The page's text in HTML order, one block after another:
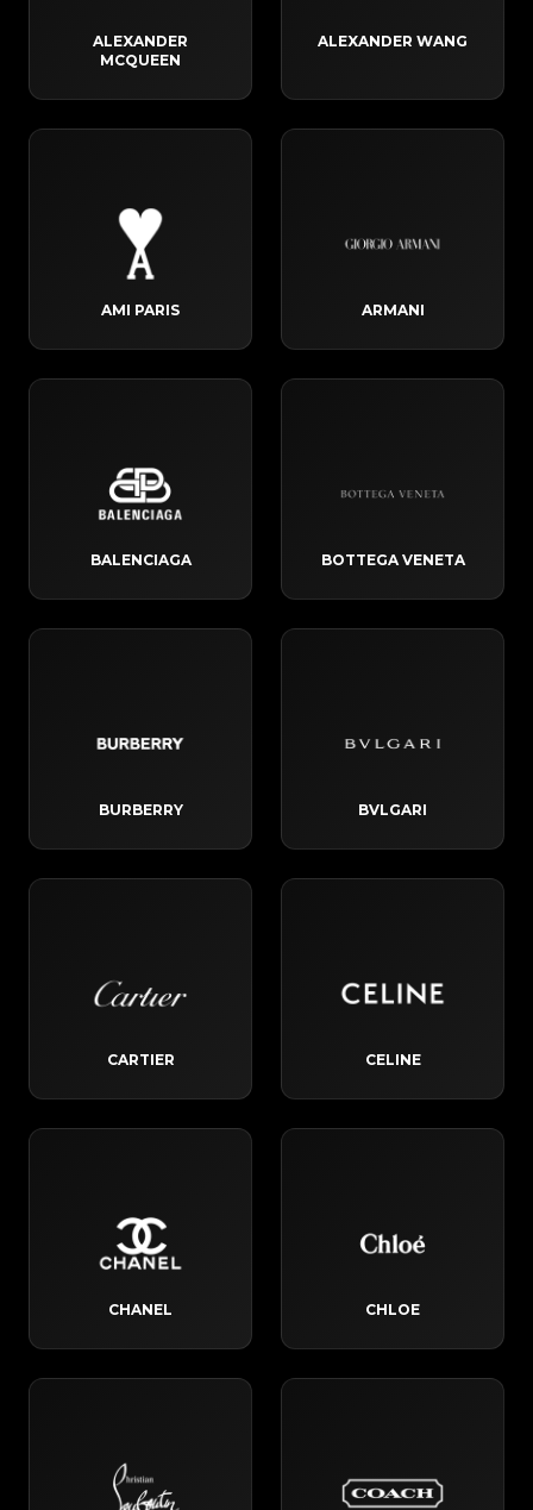
ALEXANDER
MCQUEEN
ALEXANDER WANG
AMI PARIS ARMANI
BALENCIAGA BOTTEGA VENETA
BURBERRY BVLGARI
CARTIER CELINE
CHANEL CHLOE